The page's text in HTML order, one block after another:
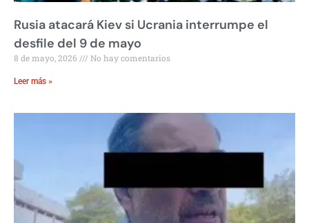
Rusia atacará Kiev si Ucrania interrumpe el
desfile del 9 de mayo
8 de mayo, 2026 No hay comentarios
Leer más »